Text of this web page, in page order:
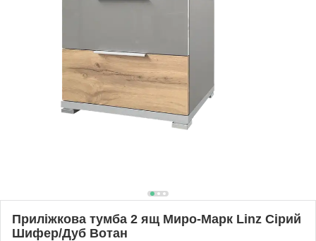
Приліжкова тумба 2 ящ Миро-Марк Linz Сірий
Шифер/Дуб Вотан